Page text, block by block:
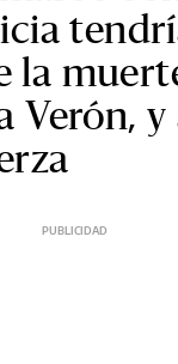
la
Verón,